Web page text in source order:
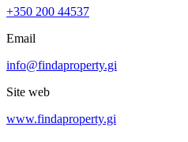
+350 200 44537
Email
info@findaproperty.gi
Site web
www.findaproperty.gi